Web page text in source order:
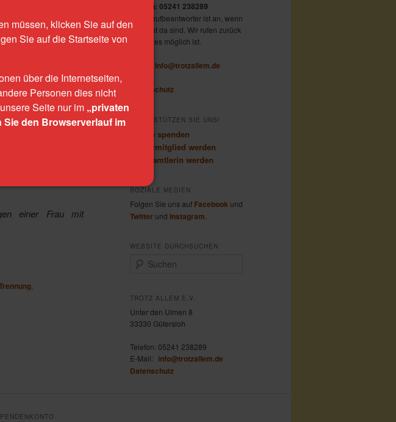
Wir danken ihr
einer Frau mit
Telefon: 05241 238289
Der Anrufbeantworter ist an, wenn
wir nicht da sind. Wir rufen zurück
sobald es möglich ist.
info@trotzallem.de
Datenschutz
UNTERSTÜTZEN SIE UNS!
Online spenden
Fördermitglied werden
Ehrenamtlerin werden
SOZIALE MEDIEN
Folgen Sie uns auf Facebook und
Twitter und Instagram
WEBSITE DURCHSUCHEN
h
n
TROTZ ALLEM E.V.
Unter den Ulmen 8
33330 Gütersloh
Telefon: 05241 238289
E-Mail: info@trotzallem.de
Datenschutz
müssen, klicken Sie auf den
Sie auf die Startseite von
über die Internetseiten,
Personen dies nicht
Seite nur im „privaten
Sie den Browserverlauf im